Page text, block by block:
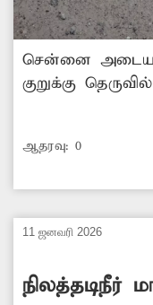
சென்னை
குறுக்கு
கடந்த சில
சாக்கு,
அவல நிலை
துர்நாற்றம்
அடைகின்றனர்.
அபாயமும்
உடனடியாக
ஆதரவு: 0
11 ஜனவரி 2026
நிலத்தடிநீர்